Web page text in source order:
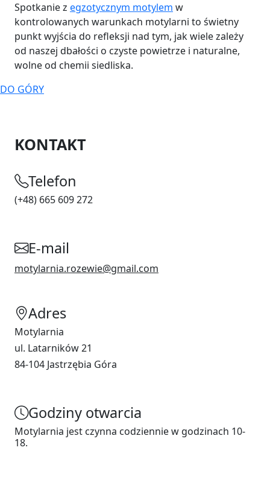
Spotkanie z egzotycznym motylem w
kontrolowanych warunkach motylarni to świetny
punkt wyjścia do refleksji nad tym, jak wiele zależy
od naszej dbałości o czyste powietrze i naturalne,
wolne od chemii siedliska.
DO GÓRY
KONTAKT
Telefon
(+48) 665 609 272
E-mail
motylarnia.rozewie@gmail.com
Adres
Motylarnia
ul. Latarników 21
84-104 Jastrzębia Góra
Godziny otwarcia
Motylarnia jest czynna codziennie w godzinach 10-
18.